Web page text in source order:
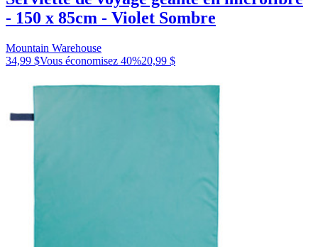
- 150 x 85cm - Violet Sombre
Mountain Warehouse
34,99 $Vous économisez 40%20,99 $